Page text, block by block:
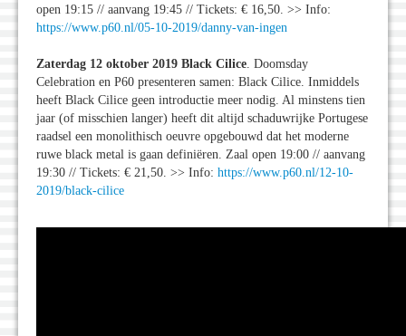
open 19:15 // aanvang 19:45 // Tickets: € 16,50. >> Info:
https://www.p60.nl/05-10-2019/danny-van-ingen
Zaterdag 12 oktober 2019 Black Cilice. Doomsday
Celebration en P60 presenteren samen: Black Cilice. Inmiddels
heeft Black Cilice geen introductie meer nodig. Al minstens tien
jaar (of misschien langer) heeft dit altijd schaduwrijke Portugese
raadsel een monolithisch oeuvre opgebouwd dat het moderne
ruwe black metal is gaan definiëren. Zaal open 19:00 // aanvang
19:30 // Tickets: € 21,50. >> Info: https://www.p60.nl/12-10-
2019/black-cilice